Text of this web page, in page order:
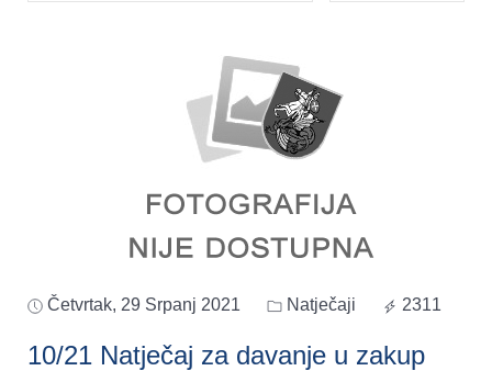
Četvrtak, 29 Srpanj 2021 Natječaji 2311
10/21 Natječaj za davanje u zakup